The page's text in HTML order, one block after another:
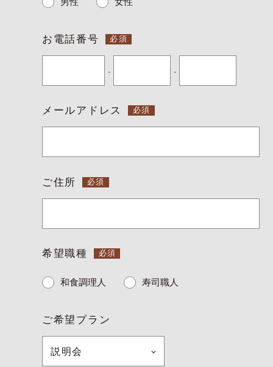
JP
お電話番号
- -
メールアドレス
ご住所
希望職種
和食調理人 寿司職人
ご希望プラン